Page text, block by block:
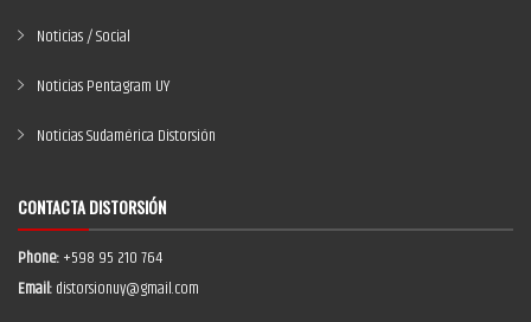
Noticias / Social
Noticias Pentagram UY
Noticias Sudamérica Distorsión
CONTACTA DISTORSIÓN
Phone:+598 95 210 764
Email:distorsionuy@gmail.com